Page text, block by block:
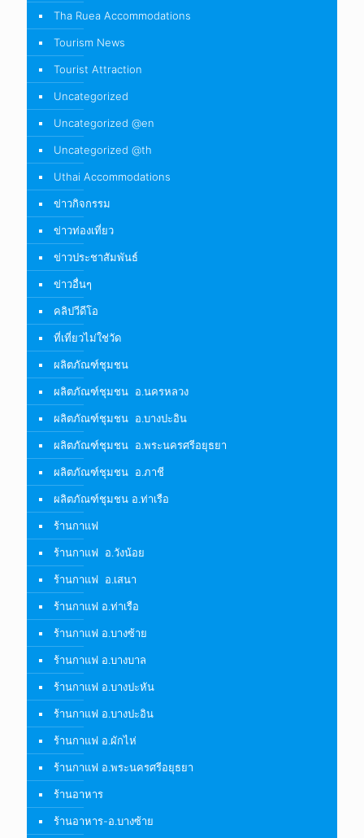
Tha Ruea Accommodations
Tourism News
Tourist Attraction
Uncategorized
Uncategorized @en
Uncategorized @th
Uthai Accommodations
ข่าวกิจกรรม
ข่าวท่องเที่ยว
ข่าวประชาสัมพันธ์
ข่าวอื่นๆ
คลิปวีดีโอ
ที่เที่ยวไม่ใช่วัด
ผลิตภัณฑ์ชุมชน
ผลิตภัณฑ์ชุมชน อ.นครหลวง
ผลิตภัณฑ์ชุมชน อ.บางปะอิน
ผลิตภัณฑ์ชุมชน อ.พระนครศรีอยุธยา
ผลิตภัณฑ์ชุมชน อ.ภาชี
ผลิตภัณฑ์ชุมชน อ.ท่าเรือ
ร้านกาแฟ
ร้านกาแฟ อ.วังน้อย
ร้านกาแฟ อ.เสนา
ร้านกาแฟ อ.ท่าเรือ
ร้านกาแฟ อ.บางซ้าย
ร้านกาแฟ อ.บางบาล
ร้านกาแฟ อ.บางปะหัน
ร้านกาแฟ อ.บางปะอิน
ร้านกาแฟ อ.ผักไห่
ร้านกาแฟ อ.พระนครศรีอยุธยา
ร้านอาหาร
ร้านอาหาร-อ.บางซ้าย